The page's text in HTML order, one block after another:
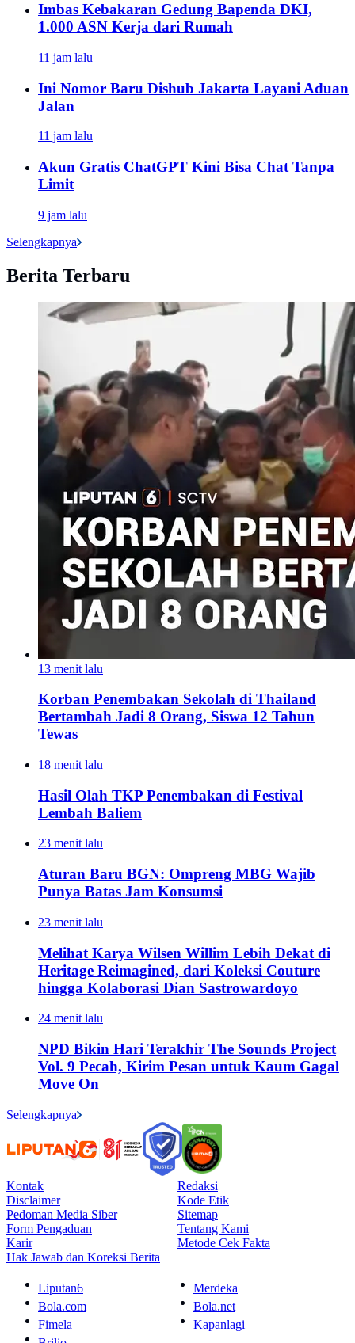
Imbas Kebakaran Gedung Bapenda DKI,
1.000 ASN Kerja dari Rumah
11 jam lalu
Ini Nomor Baru Dishub Jakarta Layani Aduan
Jalan
11 jam lalu
Akun Gratis ChatGPT Kini Bisa Chat Tanpa
Limit
9 jam lalu
Selengkapnya
Berita Terbaru
13 menit lalu
Korban Penembakan Sekolah di Thailand
Bertambah Jadi 8 Orang, Siswa 12 Tahun
Tewas
18 menit lalu
Hasil Olah TKP Penembakan di Festival
Lembah Baliem
23 menit lalu
Aturan Baru BGN: Ompreng MBG Wajib
Punya Batas Jam Konsumsi
23 menit lalu
Melihat Karya Wilsen Willim Lebih Dekat di
Heritage Reimagined, dari Koleksi Couture
hingga Kolaborasi Dian Sastrowardoyo
24 menit lalu
NPD Bikin Hari Terakhir The Sounds Project
Vol. 9 Pecah, Kirim Pesan untuk Kaum Gagal
Move On
Selengkapnya
Kontak
Redaksi
Disclaimer
Kode Etik
Pedoman Media Siber
Sitemap
Form Pengaduan
Tentang Kami
Karir
Metode Cek Fakta
Hak Jawab dan Koreksi Berita
Liputan6
Merdeka
Bola.com
Bola.net
Fimela
Kapanlagi